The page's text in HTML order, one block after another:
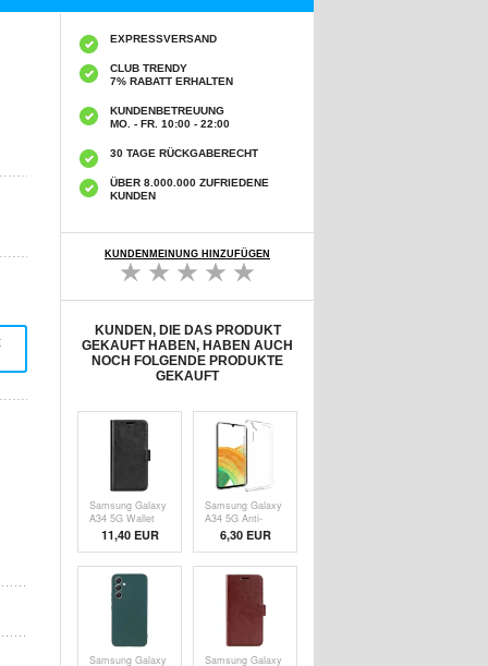
EXPRESSVERSAND
CLUB TRENDY
7% RABATT ERHALTEN
KUNDENBETREUUNG
MO. - FR. 10:00 - 22:00
30 TAGE RÜCKGABERECHT
ÜBER 8.000.000 ZUFRIEDENE
KUNDEN
KUNDENMEINUNG HINZUFÜGEN
KUNDEN, DIE DAS PRODUKT
GEKAUFT HABEN, HABEN AUCH
NOCH FOLGENDE PRODUKTE
GEKAUFT
Samsung Galaxy
A34 5G Wallet
Schutzhülle mit
Magnetverschluss
- Schwarz
11,40 EUR
Samsung Galaxy
A34 5G Anti-
Rutsch TPU
Hülle -
Durchsichtig
6,30 EUR
Samsung Galaxy
Samsung Galaxy